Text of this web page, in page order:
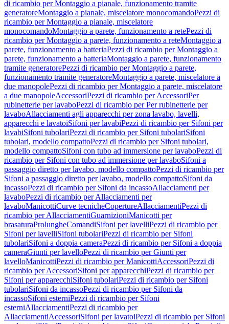
di ricambio per Montaggio a pianale, funzionamento tramite
generatoreMontaggio a pianale, miscelatore monocomandoPezzi di
ricambio per Montaggio a pianale, miscelatore
monocomandoMontaggio a parete, funzionamento a retePezzi di
ricambio per Montaggio a parete, funzionamento a reteMontaggio a
parete, funzionamento a batteriaPezzi di ricambio per Montaggio a
parete, funzionamento a batteriaMontaggio a parete, funzionamento
tramite generatorePezzi di ricambio per Montaggio a parete,
funzionamento tramite generatoreMontaggio a parete, miscelatore a
due manopolePezzi di ricambio per Montaggio a parete, miscelatore
a due manopoleAccessoriPezzi di ricambio per AccessoriPer
rubinetterie per lavaboPezzi di ricambio per Per rubinetterie per
lavaboAllacciamenti agli apparecchi per zona lavabo, lavelli,
apparecchi e lavatoiSifoni per lavabiPezzi di ricambio per Sifoni per
lavabiSifoni tubolariPezzi di ricambio per Sifoni tubolariSifoni
tubolari, modello compattoPezzi di ricambio per Sifoni tubolari,
modello compattoSifoni con tubo ad immersione per lavaboPezzi di
ricambio per Sifoni con tubo ad immersione per lavaboSifoni a
passaggio diretto per lavabo, modello compattoPezzi di ricambio per
Sifoni a passaggio diretto per lavabo, modello compattoSifoni da
incassoPezzi di ricambio per Sifoni da incassoAllacciamenti per
lavaboPezzi di ricambio per Allacciamenti per
lavaboManicottiCurve tecnicheCopertureAllacciamentiPezzi di
ricambio per AllacciamentiGuarnizioniManicotti per
brasaturaProlungheComandiSifoni per lavelliPezzi di ricambio per
Sifoni per lavelliSifoni tubolariPezzi di ricambio per Sifoni
tubolariSifoni a doppia cameraPezzi di ricambio per Sifoni a doppia
cameraGiunti per lavelloPezzi di ricambio per Giunti per
lavelloManicottiPezzi di ricambio per ManicottiAccessoriPezzi di
ricambio per AccessoriSifoni per apparecchiPezzi di ricambio per
Sifoni per apparecchiSifoni tubolariPezzi di ricambio per Sifoni
tubolariSifoni da incassoPezzi di ricambio per Sifoni da
incassoSifoni esterniPezzi di ricambio per Sifoni
esterniAllacciamentiPezzi di ricambio per
AllacciamentiAccessoriSifoni per lavatoiPezzi di ricambio per Sifoni